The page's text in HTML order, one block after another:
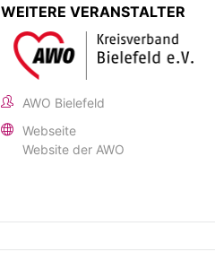
WEITERE VERANSTALTER
AWO Bielefeld
Webseite
Website der AWO